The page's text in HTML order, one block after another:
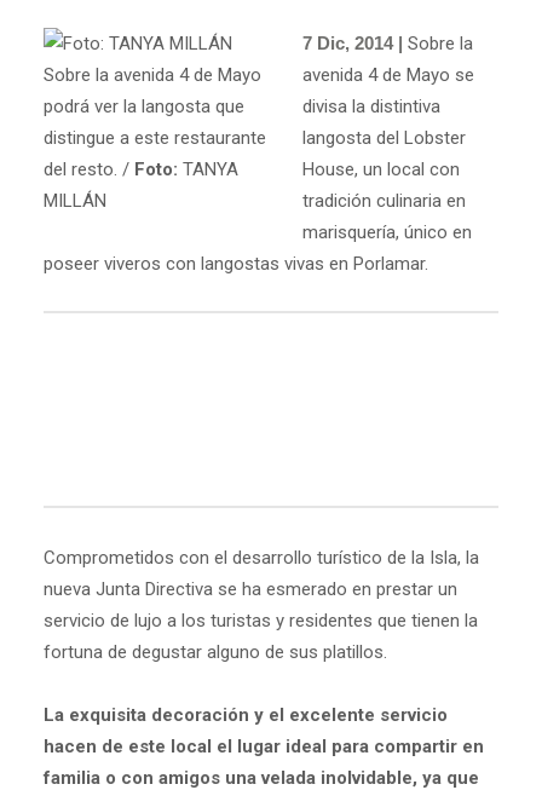
Sobre la avenida 4 de Mayo
podrá ver la langosta que
distingue a este restaurante
del resto. /Foto: TANYA
MILLÁN
7 Dic, 2014 | Sobre la
avenida 4 de Mayo se
divisa la distintiva
langosta del Lobster
House, un local con
tradición culinaria en
marisquería, único en
poseer viveros con langostas vivas en Porlamar.
Comprometidos con el desarrollo turístico de la Isla, la
nueva Junta Directiva se ha esmerado en prestar un
servicio de lujo a los turistas y residentes que tienen la
fortuna de degustar alguno de sus platillos.
La exquisita decoración y el excelente servicio
hacen de este local el lugar ideal para compartir en
familia o con amigos una velada inolvidable, ya que